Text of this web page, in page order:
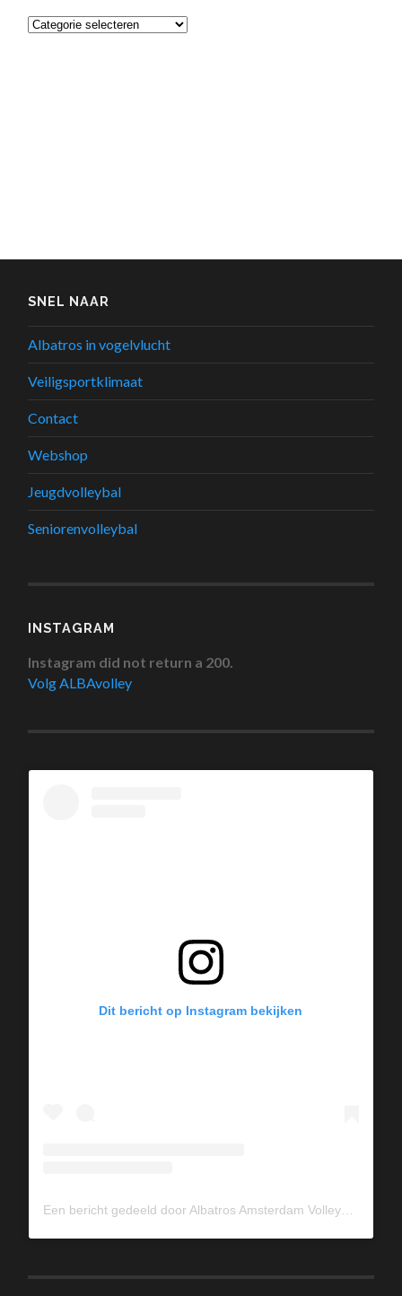
Categorieën
SNEL NAAR
Albatros in vogelvlucht
Veiligsportklimaat
Contact
Webshop
Jeugdvolleybal
Seniorenvolleybal
INSTAGRAM
Instagram did not return a 200.
Volg ALBAvolley
Dit bericht op Instagram bekijken
Een bericht gedeeld door Albatros Amsterdam Volleybal (@albavolley)